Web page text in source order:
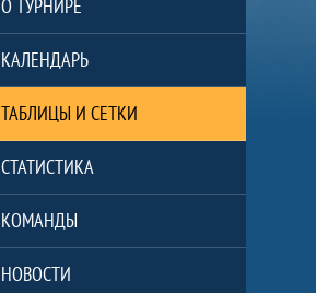
О ТУРНИРЕ
КАЛЕНДАРЬ
ТАБЛИЦЫ И СЕТКИ
СТАТИСТИКА
КОМАНДЫ
НОВОСТИ